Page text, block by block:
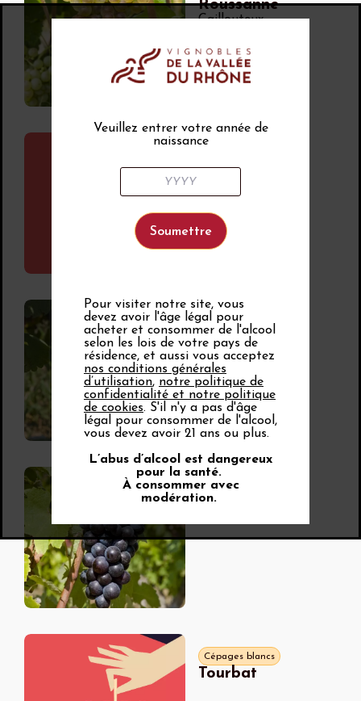
Roussanne
Caillouteux
gris
Cépages noirs
Syrah
Cépages noirs
Terret noir
Cépages blancs
Tourbat
Veuillez entrer votre année de
naissance
Pour visiter notre site, vous
devez avoir l'âge légal pour
acheter et consommer de l'alcool
selon les lois de votre pays de
résidence, et aussi vous acceptez
nos conditions générales
d’utilisation, notre politique de
confidentialité et notre politique
de cookies. S'il n'y a pas d'âge
légal pour consommer de l'alcool,
vous devez avoir 21 ans ou plus.
L’abus d’alcool est dangereux
pour la santé.
À consommer avec
modération.